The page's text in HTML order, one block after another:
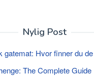
Nylig Post
gatemat: Hvor finner du
The Complete Guide